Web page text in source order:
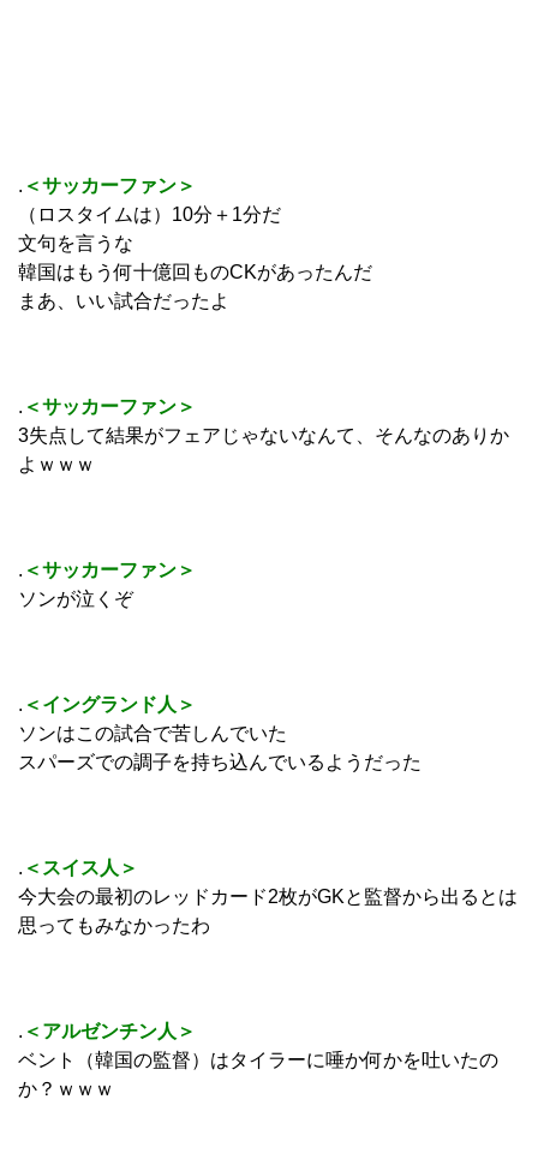
. ＜サッカーファン＞
（ロスタイムは）10分＋1分だ
文句を言うな
韓国はもう何十億回ものCKがあったんだ
まあ、いい試合だったよ
. ＜サッカーファン＞
3失点して結果がフェアじゃないなんて、そんなのありか
よｗｗｗ
. ＜サッカーファン＞
ソンが泣くぞ
. ＜イングランド人＞
ソンはこの試合で苦しんでいた
スパーズでの調子を持ち込んでいるようだった
. ＜スイス人＞
今大会の最初のレッドカード2枚がGKと監督から出るとは
思ってもみなかったわ
. ＜アルゼンチン人＞
ベント（韓国の監督）はタイラーに唾か何かを吐いたの
か？ｗｗｗ